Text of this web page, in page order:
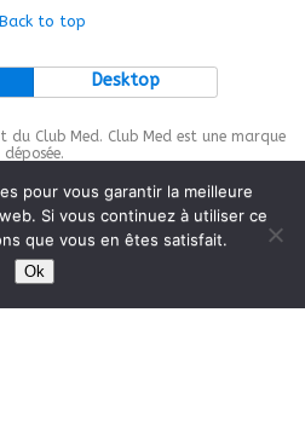
Back to top
Desktop
du Club Med. Club Med est une marque
déposée.
bywp-copyrightpro.com
pour vous garantir la meilleure
Si vous continuez à utiliser ce
que vous en êtes satisfait.
Ok